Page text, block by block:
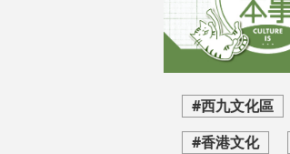
#西九文化區
#香港文化